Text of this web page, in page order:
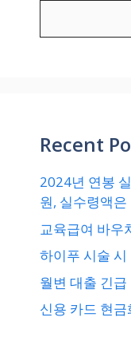
Recent
2024년 연봉
원, 실수령액은
교육급여 바우
하이푸 시술
월변 대출 긴
신용 카드 현